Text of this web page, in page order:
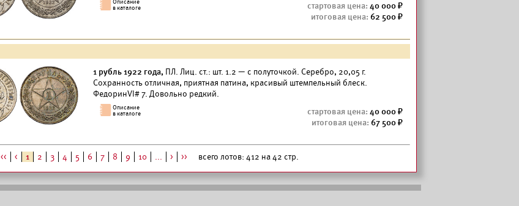
40 000
62 500
1 рубль 1922 года, ПЛ. Лиц. ст.: шт. 1.2 — с полуточкой. Серебро, 20,05 г.
Сохранность отличная, приятная патина, красивый штемпельный блеск.
ФедоринVI# 7. Довольно редкий.
40 000
67 500
<< < 1 2 3 4 5 6 7 8 9 10 ... > >> всего лотов: 412 на 42 стр.